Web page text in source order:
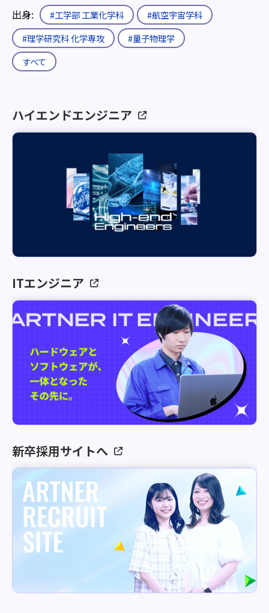
出身: #工学部 工業化学科
#航空宇宙学科
#理学研究科 化学専攻
#量子物理学
すべて
ハイエンドエンジニア
ITエンジニア
新卒採用サイトへ